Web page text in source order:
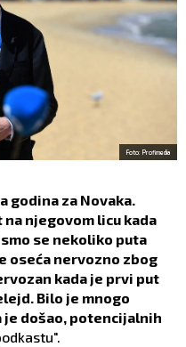
Foto: Profimedia
godina za Novaka.
njegovom licu kada
se nekoliko puta
oseća nervozno zbog
kada je prvi put
Bilo je mnogo
je došao, potencijalnih